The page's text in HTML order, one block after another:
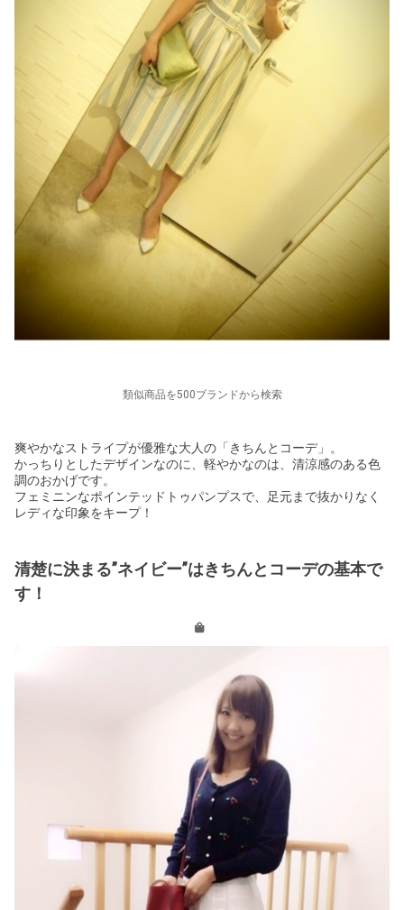
類似商品を500ブランドから検索
爽やかなストライプが優雅な大人の「きちんとコーデ」。
かっちりとしたデザインなのに、軽やかなのは、清涼感のある色
調のおかげです。
フェミニンなポインテッドトゥパンプスで、足元まで抜かりなく
レディな印象をキープ！
清楚に決まる”ネイビー”はきちんとコーデの基本で
す！